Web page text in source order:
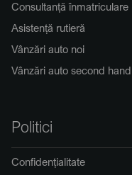
Consultanță înmatriculare
Asistență rutieră
Vânzări auto noi
Vânzări auto second hand
Politici
Confidențialitate